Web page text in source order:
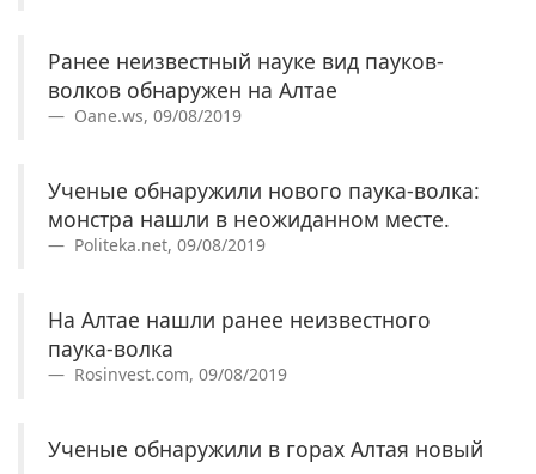
Ранее неизвестный науке вид пауков-
волков обнаружен на Алтае
Oane.ws, 09/08/2019
Ученые обнаружили нового паука-волка:
монстра нашли в неожиданном месте.
Politeka.net, 09/08/2019
На Алтае нашли ранее неизвестного
паука-волка
Rosinvest.com, 09/08/2019
Ученые обнаружили в горах Алтая новый